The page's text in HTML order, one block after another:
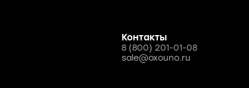
Контакты
8 (800) 201-01-08
sale@oxouno.ru